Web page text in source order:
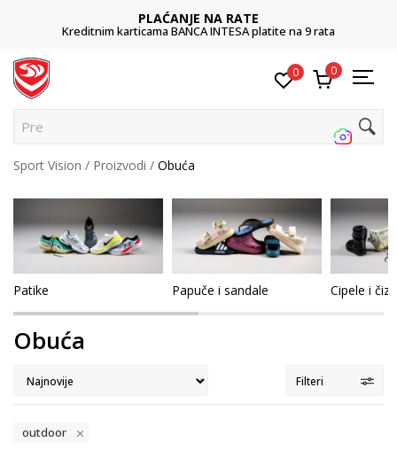
BANCA INTESA platite na 9 rata
0 0
Pretraži s
Sport Vision Proizvodi Obuća
Patike Papuče i sandale Cipele i
Obuća
Filteri
outdoor